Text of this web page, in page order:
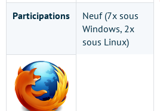
Participations
Neuf (7x sous
Windows, 2x
sous Linux)